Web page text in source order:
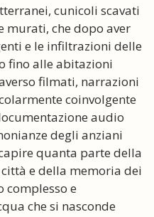
cunicoli scavati
murati, che dopo aver
e le infiltrazioni delle
fino alle abitazioni
filmati, narrazioni
coinvolgente
audio
degli anziani
quanta parte della
e della memoria dei
complesso e
che si nasconde